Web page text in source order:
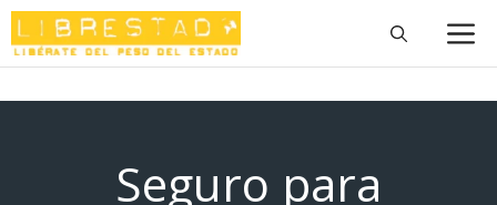
Saltar
al
contenido
Seguro para